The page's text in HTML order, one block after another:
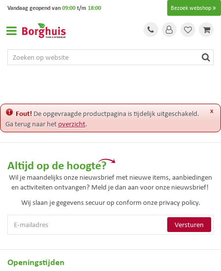
e
t
Bezoek webshop
Vandaag geopend van09:00t/m 18:00
x
Fout! De opgevraagde productpagina is tijdelijk uitgeschakeld.
Ga terug naar hetoverzicht.
Altijd op de hoogte?
Wil je maandelijks onze nieuwsbrief met nieuwe items, aanbiedingen
en activiteiten ontvangen? Meld je dan aan voor onze nieuwsbrief!
Wij slaan je gegevens secuur op conform onze privacy policy.
Openingstijden